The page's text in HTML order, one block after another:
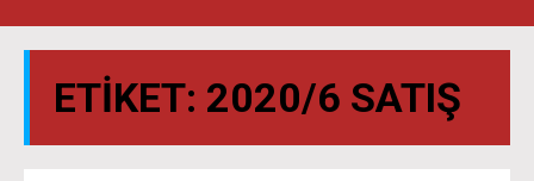
ETIKET: 2020/6 SATIŞ